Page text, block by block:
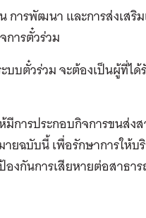
การพัฒนา และการส่งเสริ
ารตั๋วร่วม
บตั๋วร่วม จะต้องเป็นผู้ที่ได้
การประกอบกิจการขนส่ง
ยฉบับนี้ เพื่อรักษาการให้บ
องกันการเสียหายต่อสาธา